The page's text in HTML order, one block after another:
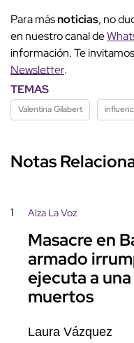
Para másnoticias, no
en nuestro canal de
información. Te
Newsletter.
TEMAS
Valentina Gilabert
Notas
1 Alza La Voz
Masacre en
armado
ejecuta a
muertos
Laura Vázquez